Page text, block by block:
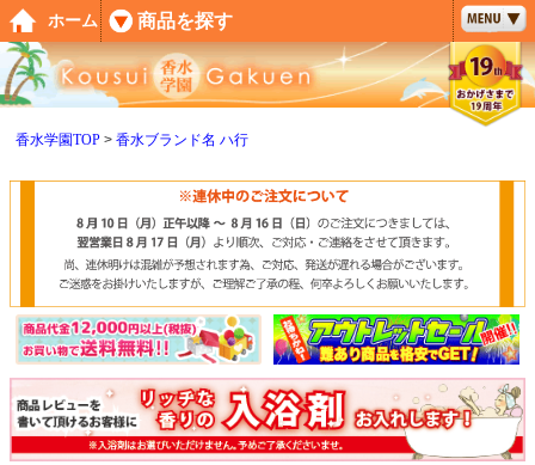
香水学園TOP 香水ブランド名 ハ行
ペー
ジト
ップ
へ
ホーム 商品を探す